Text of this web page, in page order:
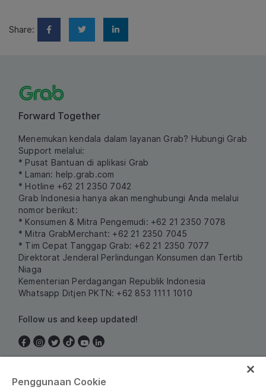
Share:
Forward Together
Menemukan kendala dalam layanan Grab? Hubungi Grab
Support melalui:
* Pusat Bantuan di aplikasi Grab
* Laman: help.grab.com
* Hotline +62 21 2350 7042
Grab Indonesia hanya akan menghubungi Anda melalui
nomor berikut:
* Konsumen & Mitra Pengemudi: +62 21 2350 7078
* Mitra GrabMerchant: +62 21 2350 7045
* Tim Cepat Tanggap Grab: +62 21 2350 7077
Direktorat Jenderal Perlindungan Konsumen dan Tertib
Niaga
Kementerian Perdagangan Republik Indonesia
Whatsapp Ditjen PKTN: +62 853 1111 1010
Follow us and keep updated!
Penggunaan Cookie